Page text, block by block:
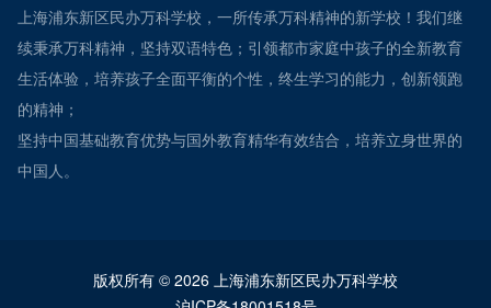
上海浦东新区民办万科学校，一所传承万科精神的新学校！我们继
续秉承万科精神，坚持双语特色；引领都市家庭中孩子的全新教育
生活体验，培养孩子全面平衡的个性，终生学习的能力，创新领跑
的精神；
坚持中国基础教育优势与国外教育精华有效结合，培养立身世界的
中国人。
版权所有 © 2026 上海浦东新区民办万科学校